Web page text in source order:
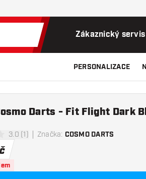
Zákaznický servis
PERSONALIZACE
3.0 (1) Značka: COSMO DARTS
Darts - Fit Flight Dark